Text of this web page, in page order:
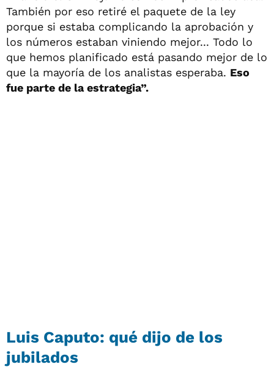
También por eso retiré el paquete de la ley
porque si estaba complicando la aprobación y
los números estaban viniendo mejor... Todo lo
que hemos planificado está pasando mejor de lo
que la mayoría de los analistas esperaba. Eso
fue parte de la estrategia”.
Luis Caputo: qué dijo de los
jubilados